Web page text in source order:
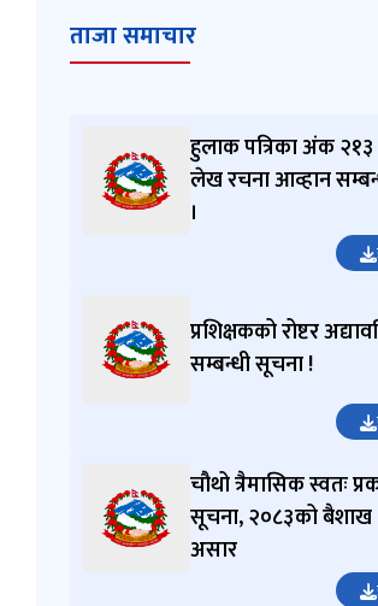
ताजा समाचार
हुलाक पत्रिका अंक
लेख रचना आव्हान
।
प्रशिक्षकको रोष्टर
सम्बन्धी सूचना !
चौथो त्रैमासिक स्वतः
सूचना, २०८३को
असार